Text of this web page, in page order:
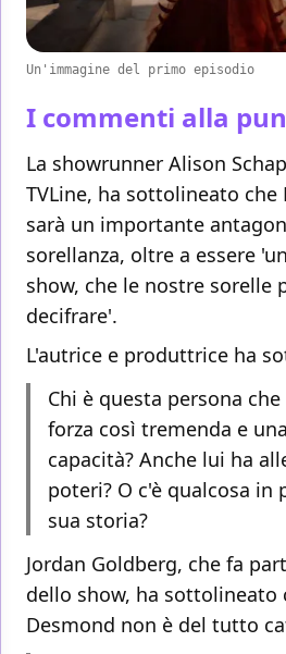
Un'immagine del primo episodio
I commenti alla
La showrunner Alison
TVLine, ha sottolineato che
sarà un importante
sorellanza, oltre a essere
show, che le nostre sorelle
decifrare'.
L'autrice e produttrice ha
Chi è questa persona
forza così tremenda e
capacità? Anche lui ha
poteri? O c'è qualcosa in
sua storia?
Jordan Goldberg, che fa
dello show, ha sottolineato
Desmond non è del tutto